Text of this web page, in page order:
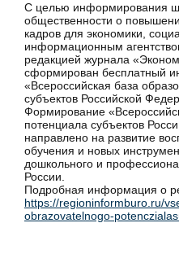
С целью информирования
общественности о
кадров для экономики,
информационным
редакцией журнала
сформирован бесплатный
«Всероссийская база
субъектов Российской
Формирование
потенциала субъектов
направлено на развитие
обучения и новых
дошкольного и
России.
Подробная информация о
https://regioninformburo.ru/
obrazovatelnogo-